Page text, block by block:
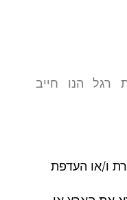
רגל הנו חייב
ו/או העדפת